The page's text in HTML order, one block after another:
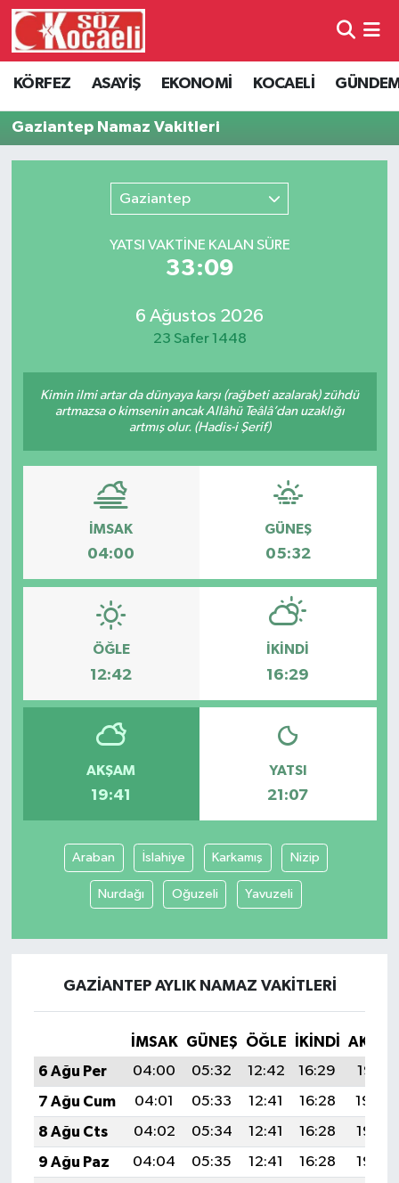
KÖRFEZ ASAYİŞ EKONOMİ KOCAELİ
Gaziantep Namaz Vakitleri
Gaziantep
YATSI VAKTİNE KALAN SÜRE
33:09
6 Ağustos 2026
23 Safer 1448
Kimin ilmi artar da dünyaya karşı (rağbeti azalarak) zühdü
artmazsa o kimsenin ancak Allâhü Teâlâ’dan uzaklığı
artmış olur. (Hadis-i Şerif)
İMSAK
04:00
GÜNEŞ
05:32
ÖĞLE
12:42
İKINDI
16:29
AKŞAM
19:41
YATSI
21:07
Araban İslahiye Karkamış Nizip
Nurdağı Oğuzeli Yavuzeli
GAZIANTEP AYLIK NAMAZ VAKITLERI
İMSAK GÜNEŞ ÖĞLE İKINDI
6 Ağu Per
04:00 05:32 12:42 16:29
19:41
7 Ağu Cum
04:01 05:33 12:41 16:28
19:39
8 Ağu Cts
04:02 05:34 12:41 16:28
19:38
9 Ağu Paz
04:04 05:35 12:41 16:28
19:37
Kocaeli Hava Durumu
Kocaeli Namaz Vakitleri
Kocaeli Trafik Yoğunluk Haritası
Süper Lig Puan Durumu ve Fikstür
Son Dakika Haberleri